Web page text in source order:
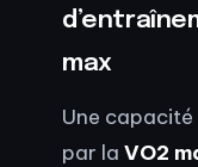
max
Une capacité
par la VO2